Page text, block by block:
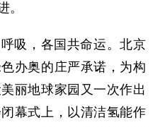
。
吸，各国共命运。北京
办奥的庄严承诺，为构
丽地球家园又一次作出
幕式上，以清洁氢能作